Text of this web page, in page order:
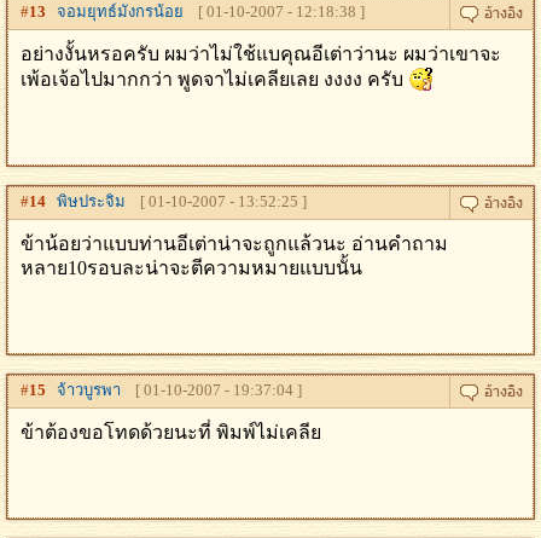
#13 จอมยุทธ์มังกรน้อย [ 01-10-2007 - 12:18:38 ]
อย่างงั้นหรอครับ ผมว่าไม่ใช้แบคุณอีเต่าว่านะ ผมว่าเขาจะ
เพ้อเจ้อไปมากกว่า พูดจาไม่เคลียเลย งงงง ครับ
#14 พิษประจิม [ 01-10-2007 - 13:52:25 ]
ข้าน้อยว่าแบบท่านอีเต่าน่าจะถูกแล้วนะ อ่านคำถาม
หลาย10รอบละน่าจะตีความหมายแบบนั้น
#15 จ้าวบูรพา [ 01-10-2007 - 19:37:04 ]
ข้าต้องขอโทดด้วยนะที่ พิมพ์ไม่เคลีย